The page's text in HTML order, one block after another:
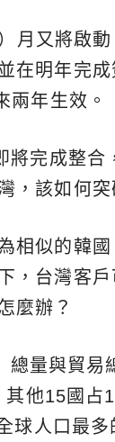
月又將啟
在明年完
兩年生效。
將完成整合
，該如何突
相似的韓
，台灣客
麼辦？
量與貿易
他15國占
球人口最